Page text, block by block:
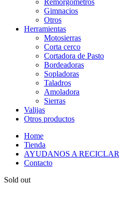
Remorgómetros
Gimnacios
Otros
Herramientas
Motosierras
Corta cerco
Cortadora de Pasto
Bordeadoras
Sopladoras
Taladros
Amoladora
Sierras
Valijas
Otros productos
Home
Tienda
AYUDANOS A RECICLAR
Contacto
Sold out